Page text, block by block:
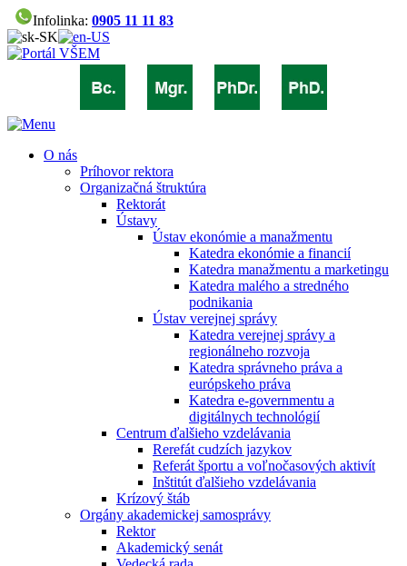
Infolinka: 0905 11 11 83
O nás
Príhovor rektora
Organizačná štruktúra
Rektorát
Ústavy
Ústav ekonómie a manažmentu
Katedra ekonómie a financií
Katedra manažmentu a marketingu
Katedra malého a stredného
podnikania
Ústav verejnej správy
Katedra verejnej správy a
regionálneho rozvoja
Katedra správneho práva a
európskeho práva
Katedra e-governmentu a
digitálnych technológií
Centrum ďalšieho vzdelávania
Rerefát cudzích jazykov
Referát športu a voľnočasových aktivít
Inštitút ďalšieho vzdelávania
Krízový štáb
Orgány akademickej samosprávy
Rektor
Akademický senát